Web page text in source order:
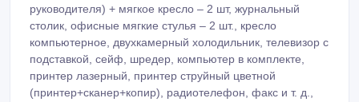
руководителя) + мягкое кресло – 2 шт, журнальный
столик, офисные мягкие стулья – 2 шт., кресло
компьютерное, двухкамерный холодильник, телевизор с
подставкой, сейф, шредер, компьютер в комплекте,
принтер лазерный, принтер струйный цветной
(принтер+сканер+копир), радиотелефон, факс и т. д.,